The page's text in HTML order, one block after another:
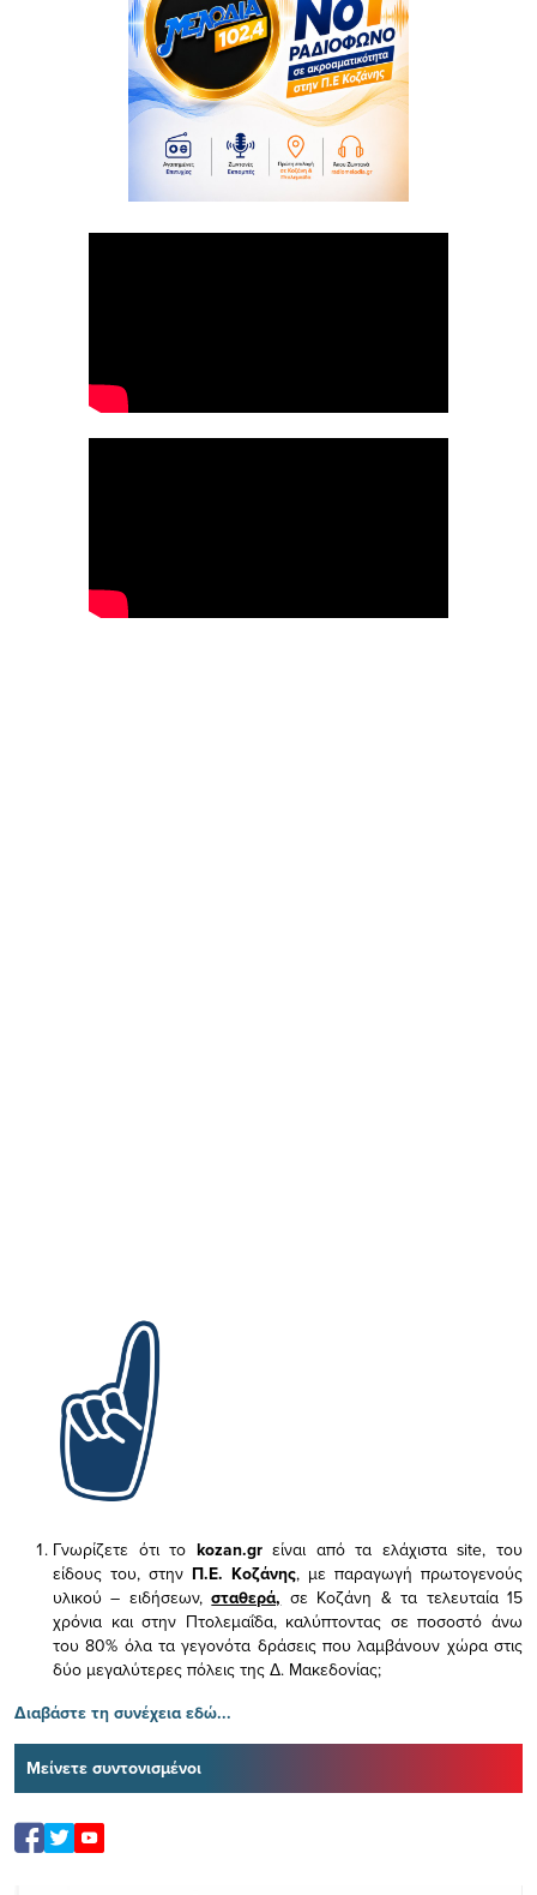
Γνωρίζετε ότι το kozan.gr είναι από τα ελάχισταsite, του
είδους του, στην Π.Ε. Κοζάνης, με παραγωγή πρωτογενούς
υλικού – ειδήσεων,σταθερά, σε Κοζάνη & τα τελευταία 15
χρόνια και στην Πτολεμαΐδα, καλύπτοντας σε ποσοστό άνω
του 80% όλα τα γεγονότα δράσεις που λαμβάνουν χώρα στις
δύο μεγαλύτερες πόλεις της Δ. Μακεδονίας;
Διαβάστε τη συνέχεια εδώ...
Μείνετε συντονισμένοι